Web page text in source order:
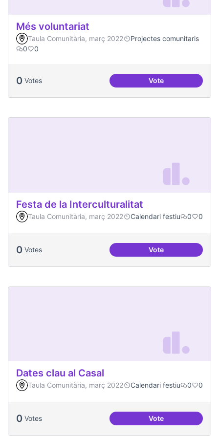
Més voluntariat
Taula Comunitària, març 2022
Projectes comunitaris
0
0
0 Votes VoteMés voluntariat
Festa de la Interculturalitat
Taula Comunitària, març 2022 Calendari festiu 0 0
0 Votes VoteFesta de la
Dates clau al Casal
Taula Comunitària, març 2022 Calendari festiu 0 0
0 Votes VoteDates clau al Casal